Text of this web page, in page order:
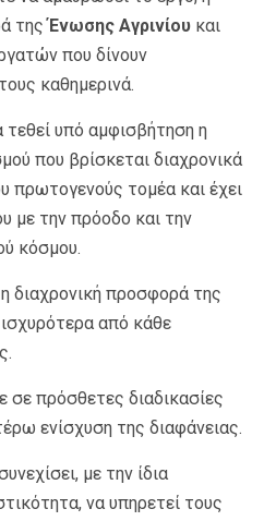
τηςΈνωσης Αγρινίου και
που δίνουν
καθημερινά.
υπό αμφισβήτηση η
που βρίσκεται διαχρονικά
πρωτογενούς τομέα και έχει
με την πρόοδο και την
κόσμου.
διαχρονική προσφορά της
ισχυρότερα από κάθε
πρόσθετες διαδικασίες
ενίσχυση της διαφάνειας.
με την ίδια
να υπηρετεί τους